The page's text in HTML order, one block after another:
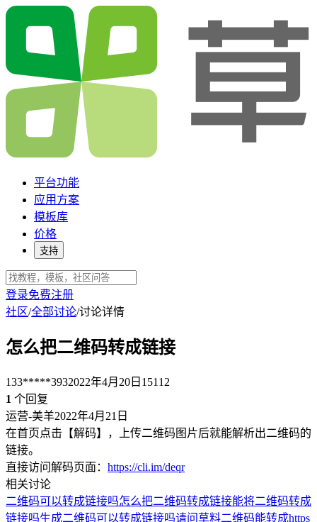
平台功能
应用方案
模板库
价格
支持
登录免费注册
社区/全部讨论/讨论详情
怎么把二维码转成链接
133*****3932022年4月20日 15112
1 个回复
运营-美羊2022年4月21日
在首页点击【解码】，上传二维码图片后就能解析出二维码的
链接。
直接访问解码页面： https://cli.im/deqr
相关讨论
二维码可以转成链接吗怎么把二维码转成链接能将二维码转成
链接吗生成二维码可以转成链接吗请问草料二维码能转成https